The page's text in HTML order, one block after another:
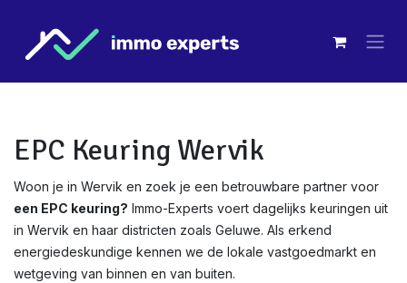
EPC Keuring Wervik
Woon je in Wervik en zoek je een betrouwbare partner voor
een EPC keuring? Immo-Experts voert dagelijks keuringen uit
in Wervik en haar districten zoals Geluwe. Als erkend
energiedeskundige kennen we de lokale vastgoedmarkt en
wetgeving van binnen en van buiten.